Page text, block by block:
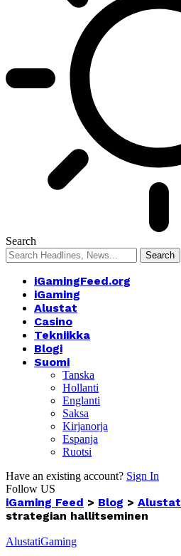
Search
iGamingFeed.org
iGaming
Alustat
Casino
Tekniikka
Blogi
Suomi
Tanska
Hollanti
Englanti
Saksa
Kirjanorja
Espanja
Ruotsi
Have an existing account? Sign In
Follow US
iGaming Feed > Blog > Alustat
strategian hallitseminen
AlustatiGaming